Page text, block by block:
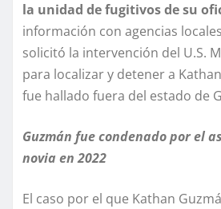
la unidad de fugitivos de su
información con agencias
solicitó la intervención del U.S.
para localizar y detener a
fue hallado fuera del estado de
Guzmán fue condenado por el
novia en 2022
El caso por el que Kathan